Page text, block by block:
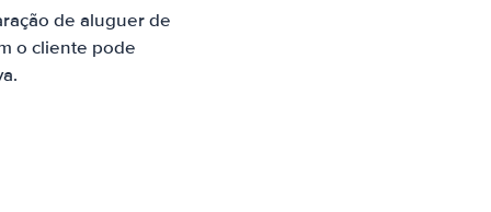
de aluguer de
o cliente pode